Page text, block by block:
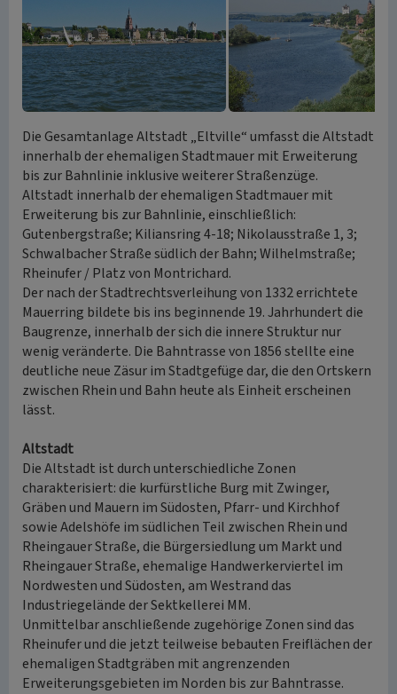
Die Gesamtanlage Altstadt „Eltville“ umfasst die Altstadt
innerhalb der ehemaligen Stadtmauer mit Erweiterung
bis zur Bahnlinie inklusive weiterer Straßenzüge.
Altstadt innerhalb der ehemaligen Stadtmauer mit
Erweiterung bis zur Bahnlinie, einschließlich:
Gutenbergstraße; Kiliansring 4-18; Nikolausstraße 1, 3;
Schwalbacher Straße südlich der Bahn; Wilhelmstraße;
Rheinufer / Platz von Montrichard.
Der nach der Stadtrechtsverleihung von 1332 errichtete
Mauerring bildete bis ins beginnende 19. Jahrhundert die
Baugrenze, innerhalb der sich die innere Struktur nur
wenig veränderte. Die Bahntrasse von 1856 stellte eine
deutliche neue Zäsur im Stadtgefüge dar, die den Ortskern
zwischen Rhein und Bahn heute als Einheit erscheinen
lässt.
Altstadt
Die Altstadt ist durch unterschiedliche Zonen
charakterisiert: die kurfürstliche Burg mit Zwinger,
Gräben und Mauern im Südosten, Pfarr- und Kirchhof
sowie Adelshöfe im südlichen Teil zwischen Rhein und
Rheingauer Straße, die Bürgersiedlung um Markt und
Rheingauer Straße, ehemalige Handwerkerviertel im
Nordwesten und Südosten, am Westrand das
Industriegelände der Sektkellerei MM.
Unmittelbar anschließende zugehörige Zonen sind das
Rheinufer und die jetzt teilweise bebauten Freiflächen der
ehemaligen Stadtgräben mit angrenzenden
Erweiterungsgebieten im Norden bis zur Bahntrasse.